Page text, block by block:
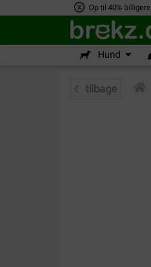
Op til 40% billigere
Hund
tilbage